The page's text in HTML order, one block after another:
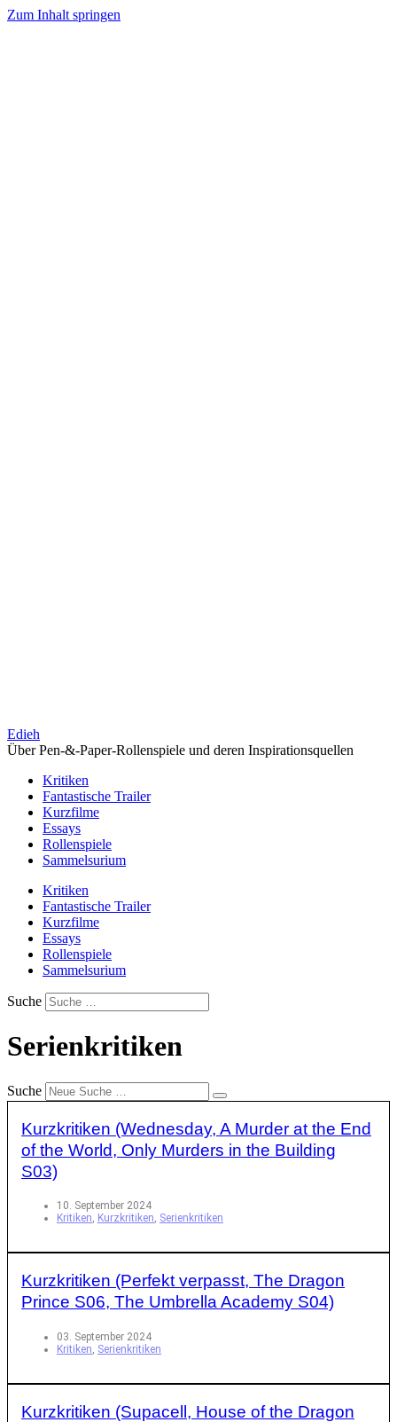
Zum Inhalt springen
Edieh
Über Pen-&-Paper-Rollenspiele und deren Inspirationsquellen
Kritiken
Fantastische Trailer
Kurzfilme
Essays
Rollenspiele
Sammelsurium
Kritiken
Fantastische Trailer
Kurzfilme
Essays
Rollenspiele
Sammelsurium
Suche
Serienkritiken
Suche
Kurzkritiken (Wednesday, A Murder at the End
of the World, Only Murders in the Building
S03)
10. September 2024
Kritiken, Kurzkritiken, Serienkritiken
Kurzkritiken (Perfekt verpasst, The Dragon
Prince S06, The Umbrella Academy S04)
03. September 2024
Kritiken Serienkritiken
Kurzkritiken (Supacell, House of the Dragon